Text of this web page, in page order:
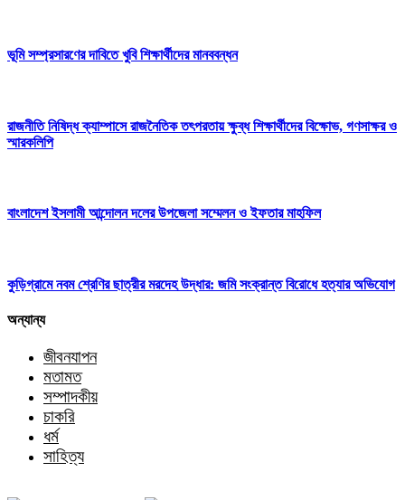
ভূমি সম্প্রসারণের দাবিতে খুবি শিক্ষার্থীদের মানববন্ধন
রাজনীতি নিষিদ্ধ ক্যাম্পাসে রাজনৈতিক তৎপরতায় ক্ষুব্ধ শিক্ষার্থীদের বিক্ষোভ, গণসাক্ষর ও
স্মারকলিপি
বাংলাদেশ ইসলামী আন্দোলন দলের উপজেলা সম্মেলন ও ইফতার মাহফিল
কুড়িগ্রামে নবম শ্রেণির ছাত্রীর মরদেহ উদ্ধার: জমি সংক্রান্ত বিরোধে হত্যার অভিযোগ
অন্যান্য
জীবনযাপন
মতামত
সম্পাদকীয়
চাকরি
ধর্ম
সাহিত্য